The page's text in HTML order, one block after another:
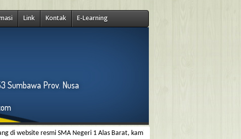
Link Kontak E-Learning
Sumbawa Prov. Nusa
website resmi SMA Negeri 1 Alas Barat, kami menyediakan informasi tentang